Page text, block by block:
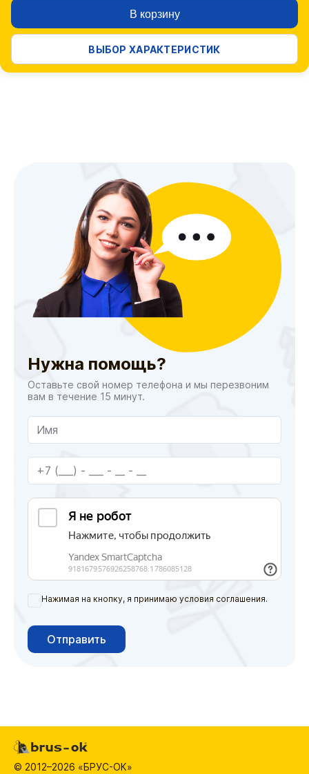
В корзину
ВЫБОР ХАРАКТЕРИСТИК
Нужна помощь?
Оставьте свой номер телефона и мы перезвоним
вам в течение 15 минут.
Нажимая на кнопку, я принимаю условия соглашения.
Отправить
© 2012–2026 «БРУС-ОК»